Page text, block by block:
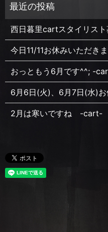
西日暮里cartスタイリスト
今日11/11お休みいただきま
おっともう6月です^^; -
6月6日(火)、6月7日(水)お
2月は寒いですね -cart-